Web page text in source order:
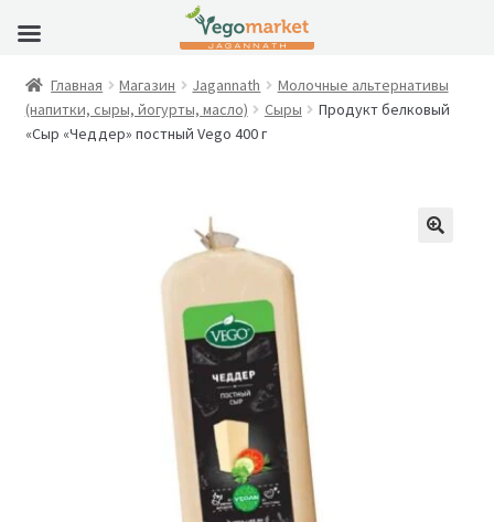
Главная Магазин Jagannath
Молочные альтернативы
(напитки, сыры, йогурты, масло)
Сыры
Продукт белковый
«Сыр «Чеддер» постный Vego 400 г